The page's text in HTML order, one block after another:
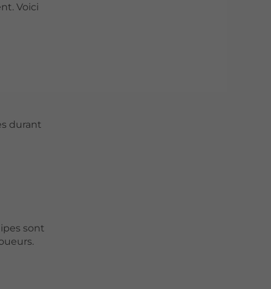
Voici
durant
sont